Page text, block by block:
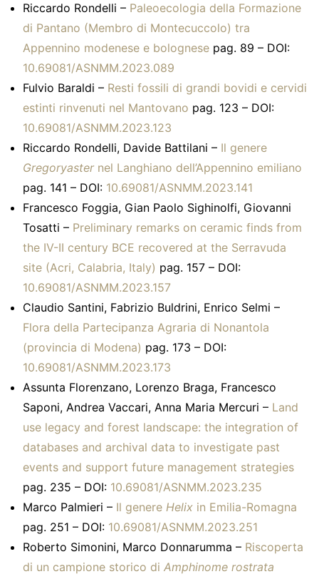
Riccardo Rondelli – Paleoecologia della Formazione
di Pantano (Membro di Montecuccolo) tra
Appennino modenese e bolognese pag. 89 – DOI:
10.69081/ASNMM.2023.089
Fulvio Baraldi – Resti fossili di grandi bovidi e cervidi
estinti rinvenuti nel Mantovano pag. 123 – DOI:
10.69081/ASNMM.2023.123
Riccardo Rondelli, Davide Battilani – Il genere
Gregoryasternel Langhiano dell’Appennino emiliano
pag. 141 – DOI: 10.69081/ASNMM.2023.141
Francesco Foggia, Gian Paolo Sighinolfi, Giovanni
Tosatti – Preliminary remarks on ceramic finds from
the IV-II century BCE recovered at the Serravuda
site (Acri, Calabria, Italy) pag. 157 – DOI:
10.69081/ASNMM.2023.157
Claudio Santini, Fabrizio Buldrini, Enrico Selmi –
Flora della Partecipanza Agraria di Nonantola
(provincia di Modena) pag. 173 – DOI:
10.69081/ASNMM.2023.173
Assunta Florenzano, Lorenzo Braga, Francesco
Saponi, Andrea Vaccari, Anna Maria Mercuri – Land
use legacy and forest landscape: the integration of
databases and archival data to investigate past
events and support future management strategies
pag. 235 – DOI: 10.69081/ASNMM.2023.235
Marco Palmieri – Il genere Helix in Emilia-Romagna
pag. 251 – DOI: 10.69081/ASNMM.2023.251
Roberto Simonini, Marco Donnarumma – Riscoperta
di un campione storico di Amphinome rostrata